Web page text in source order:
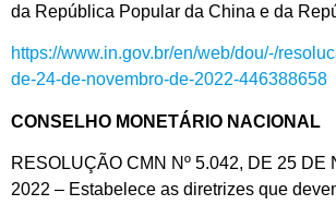
da República Popular da China e da
https://www.in.gov.br/en/web/dou/-/
de-24-de-novembro-de-2022-446388658
CONSELHO MONETÁRIO NACIONAL
RESOLUÇÃO CMN Nº 5.042, DE 25 DE
2022 – Estabelece as diretrizes que